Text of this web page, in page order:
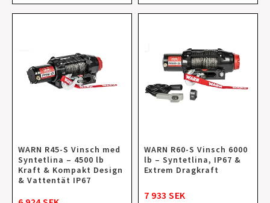
WARN R45-S Vinsch med
Syntetlina – 4500 lb
Kraft & Kompakt Design
& Vattentät IP67
WARN R60-S Vinsch 6000
lb – Syntetlina, IP67 &
Extrem Dragkraft
7 933 SEK